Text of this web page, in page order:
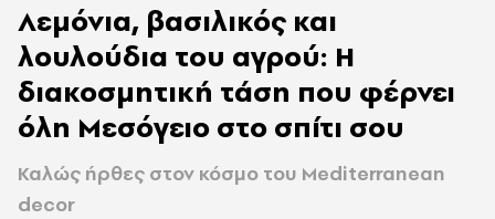
Λεμόνια, βασιλικός και
λουλούδια του αγρού: Η
διακοσμητική τάση που φέρνει
όλη Μεσόγειο στο σπίτι σου
Καλώς ήρθες στον κόσμο του Mediterranean
decor